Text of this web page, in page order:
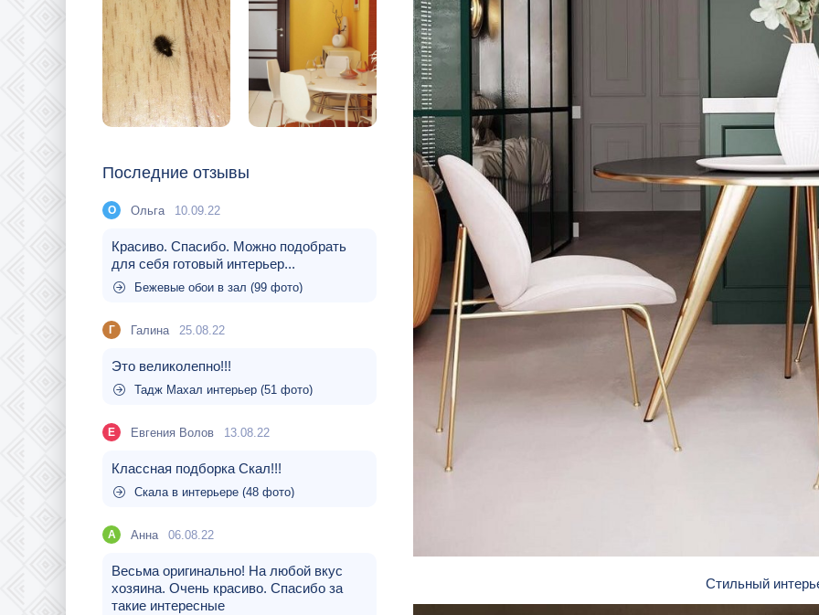
Последние отзывы
О Ольга 10.09.22
Красиво. Спасибо. Можно подобрать
для себя готовый интерьер...
Бежевые обои в зал (99 фото)
Г Галина 25.08.22
Это великолепно!!!
Тадж Махал интерьер (51 фото)
Е Евгения Волов 13.08.22
Классная подборка Скал!!!
Скала в интерьере (48 фото)
A Aнна 06.08.22
Весьма оригинально! На любой вкус
хозяина. Очень красиво. Спасибо за
такие интересные
Стильный